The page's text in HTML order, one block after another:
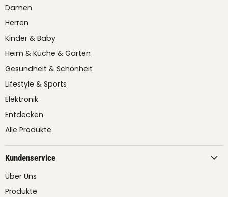
Damen
Herren
Kinder & Baby
Heim & Küche & Garten
Gesundheit & Schönheit
Lifestyle & Sports
Elektronik
Entdecken
Alle Produkte
Kundenservice
Über Uns
Produkte